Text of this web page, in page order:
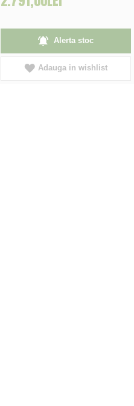
Alerta stoc
Adauga in wishlist